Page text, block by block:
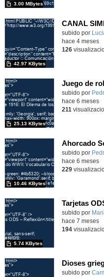
3.00 MBytes
CANAL
Contenido
subido por
42.97 KBytes
hace 4 meses
126
Juego de
Contenido
subido por
25.13 KBytes
hace 6 meses
211
Ahorcado
Contenido
subido por
10.46 KBytes
hace 6 meses
229
Tarjetas
Contenido
subido por
5.74 KBytes
hace 7 meses
194
Dioses
Contenido
subido por